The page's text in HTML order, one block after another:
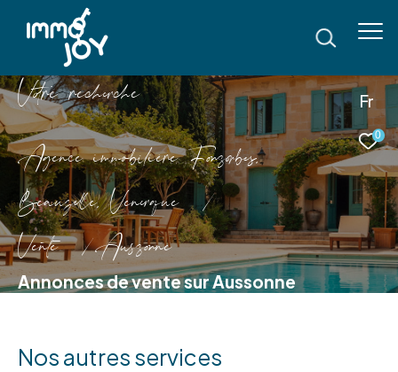
Fr
0
Vore recece
Agence immobilière Fonsorbes,
Beauzelle, Venerque
Vente
Aussonne
Annonces de vente sur Aussonne
Nos autres services